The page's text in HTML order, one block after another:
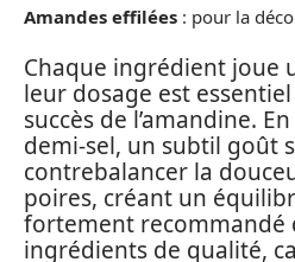
Amandes effilées : pour la
Chaque ingrédient joue
leur dosage est
succès de l’amandine.
demi-sel, un subtil goût
contrebalancer la
poires, créant un
fortement recommandé
ingrédients de qualité,